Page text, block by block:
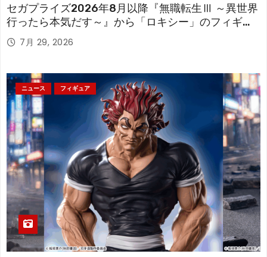
セガプライズ2026年8月以降『無職転生Ⅲ ～異世界
行ったら本気だす～』から「ロキシー」のフィギュ
アが登場！
7月 29, 2026
ニュース フィギュア